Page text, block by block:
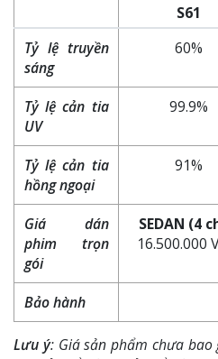
S61
Tỷ lệ truyền
sáng
60%
Tỷ lệ cản tia
UV
99.9%
Tỷ lệ cản tia
hồng ngoại
91%
Giá dán
phim trọn
gói
SEDAN (4
16.500.000
Bảo hành
Lưu ý: Giá sản phẩm chưa bao